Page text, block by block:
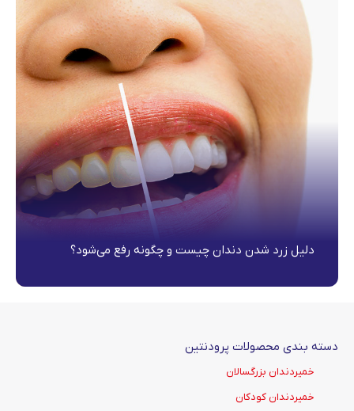
دلیل زرد شدن دندان چیست و چگونه رفع می‌شود؟
دسته بندی محصولات پرودنتین
خمیردندان بزرگسالان
خمیردندان کودکان